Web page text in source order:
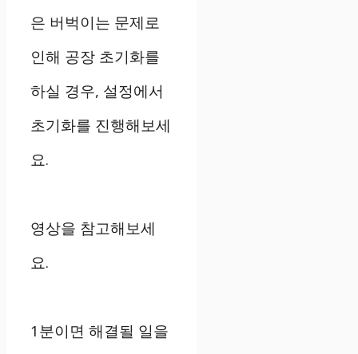
은 버벅이는 문제로
인해 공장 초기화를
하실 경우, 설정에서
초기화를 진행해보세
요.
영상을 참고해보세
요.
1분이면 해결될 일을